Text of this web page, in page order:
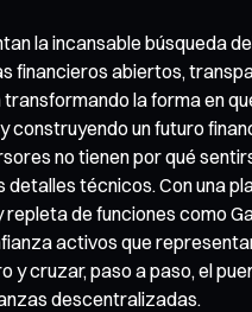
la incansable búsqueda
financieros abiertos,
la forma en
construyendo un futuro
no tienen por qué
detalles técnicos. Con una
repleta de funciones como
activos que
y cruzar, paso a paso, el
descentralizadas.